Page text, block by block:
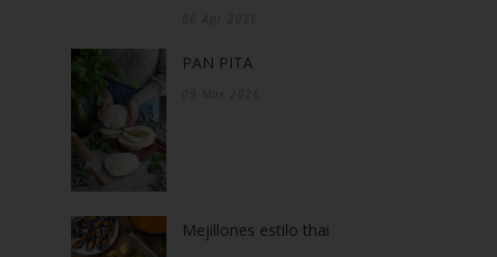
PAN PITA
Mejillones estilo thai